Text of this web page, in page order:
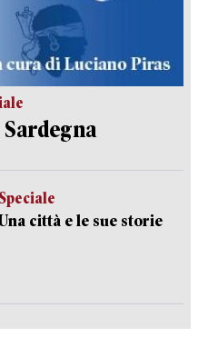
Speciale
città e le sue storie